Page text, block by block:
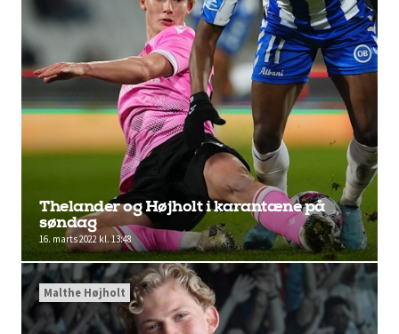
Thelander og Højholt i karantæne på
søndag
16. marts 2022 kl. 13:48
Malthe Højholt